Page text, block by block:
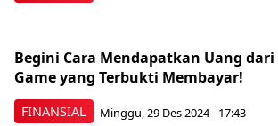
FINANSIAL
Begini Cara Mendapatkan Uang dari
Game yang Terbukti Membayar!
Minggu, 29 Des 2024 - 17:43